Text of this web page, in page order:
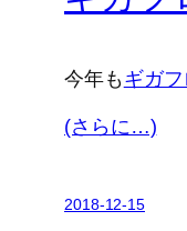
今年も ギガ
(さらに…)
2018-12-15